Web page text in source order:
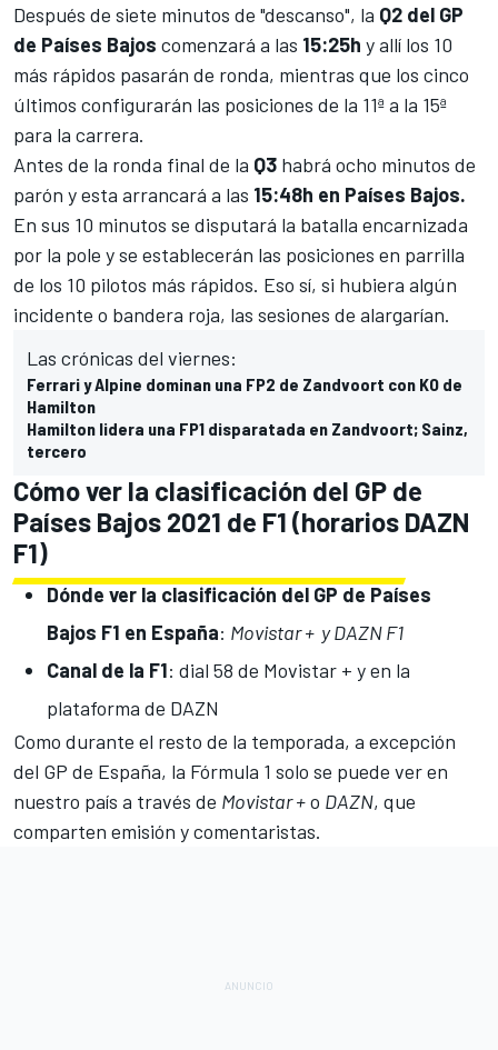
Después de siete minutos de "descanso", la Q2 del GP
de Países Bajos comenzará a las 15:25h y allí los 10
más rápidos pasarán de ronda, mientras que los cinco
últimos configurarán las posiciones de la 11ª a la 15ª
para la carrera.
Antes de la ronda final de la Q3 habrá ocho minutos de
parón y esta arrancará a las 15:48h en Países Bajos.
En sus 10 minutos se disputará la batalla encarnizada
por la pole y se establecerán las posiciones en parrilla
de los 10 pilotos más rápidos. Eso sí, si hubiera algún
incidente o bandera roja, las sesiones de alargarían.
Las crónicas del viernes:
Ferrari y Alpine dominan una FP2 de Zandvoort con KO de
Hamilton
Hamilton lidera una FP1 disparatada en Zandvoort; Sainz,
tercero
Cómo ver la clasificación del GP de
Países Bajos 2021 de F1 (horarios DAZN
F1)
Dónde ver la clasificación del GP de Países
Bajos F1 en España: Movistar + y DAZN F1
Canal de la F1: dial 58 de Movistar + y en la
plataforma de DAZN
Como durante el resto de la temporada, a excepción
del GP de España, la Fórmula 1 solo se puede ver en
nuestro país a través de Movistar +o DAZN, que
comparten emisión y comentaristas.